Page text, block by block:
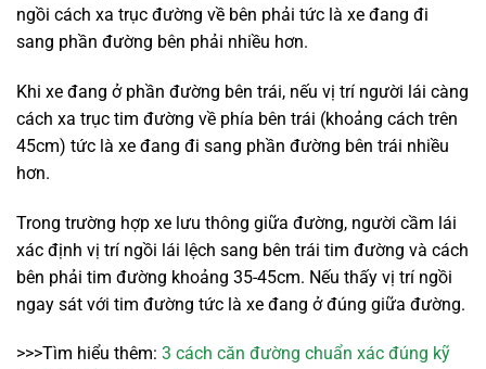
ngồi cách xa trục đường về bên phải tức là xe đang đi
sang phần đường bên phải nhiều hơn.
Khi xe đang ở phần đường bên trái, nếu vị trí người lái càng
cách xa trục tim đường về phía bên trái (khoảng cách trên
45cm) tức là xe đang đi sang phần đường bên trái nhiều
hơn.
Trong trường hợp xe lưu thông giữa đường, người cầm lái
xác định vị trí ngồi lái lệch sang bên trái tim đường và cách
bên phải tim đường khoảng 35-45cm. Nếu thấy vị trí ngồi
ngay sát với tim đường tức là xe đang ở đúng giữa đường.
>>>Tìm hiểu thêm: 3 cách căn đường chuẩn xác đúng kỹ